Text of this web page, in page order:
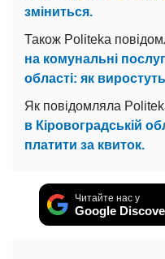
зміниться.
Також Politeka
на комунальні
області: як
Як повідомляла
в Кіровоградській
платити за квиток.
Читайте нас у
Google